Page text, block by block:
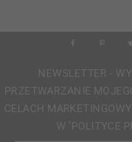
NEWSLETTER -
PRZETWARZANIE
CELACH
W 'POLITYCE